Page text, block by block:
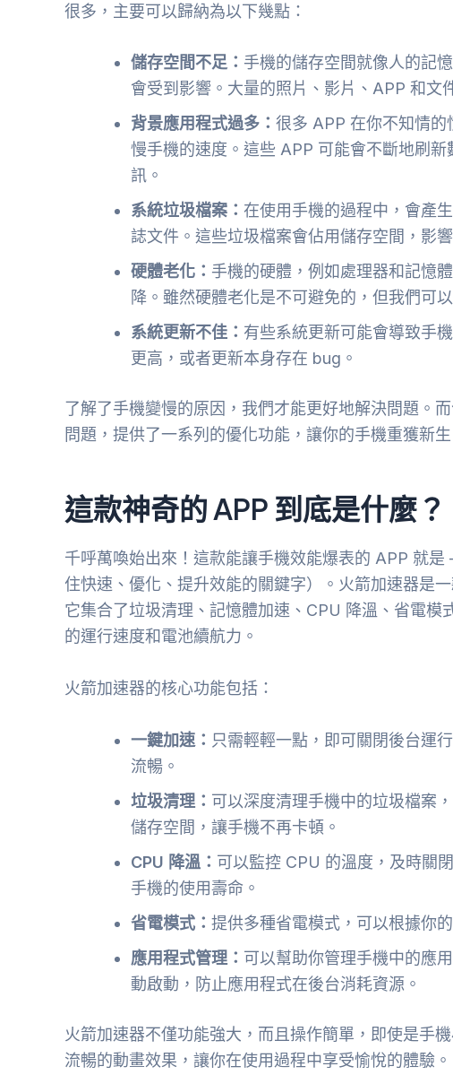
很多，主要可以歸納為以下幾點：
儲存空間不足： 手機的儲存空間就像人的記
會受到影響。大量的照片、影片、APP 和文
背景應用程式過多： 很多 APP 在你不知情
慢手機的速度。這些 APP 可能會不斷地刷
訊。
系統垃圾檔案： 在使用手機的過程中，會產
誌文件。這些垃圾檔案會佔用儲存空間，影
硬體老化： 手機的硬體，例如處理器和記憶
降。雖然硬體老化是不可避免的，但我們可
系統更新不佳： 有些系統更新可能會導致手
更高，或者更新本身存在 bug。
了解了手機變慢的原因，我們才能更好地解決問題。
問題，提供了一系列的優化功能，讓你的手機重獲新生
這款神奇的 APP 到底是什麼？
千呼萬喚始出來！這款能讓手機效能爆表的 APP 就
住快速、優化、提升效能的關鍵字）。火箭加速器是
它集合了垃圾清理、記憶體加速、CPU 降溫、省電模
的運行速度和電池續航力。
火箭加速器的核心功能包括：
一鍵加速： 只需輕輕一點，即可關閉後台運
流暢。
垃圾清理： 可以深度清理手機中的垃圾檔案
儲存空間，讓手機不再卡頓。
CPU 降溫： 可以監控 CPU 的溫度，及時關
手機的使用壽命。
省電模式： 提供多種省電模式，可以根據你
應用程式管理： 可以幫助你管理手機中的應
動啟動，防止應用程式在後台消耗資源。
火箭加速器不僅功能強大，而且操作簡單，即使是手
流暢的動畫效果，讓你在使用過程中享受愉悅的體驗。